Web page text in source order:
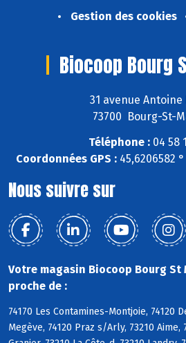
Gestion des cookies
Biocoop Bourg
31 avenue
73700 Bourg-St-
Téléphone : 04 58
Coordonnées GPS :45,6206582 °
Nous suivre sur
Votre magasin Biocoop Bourg St
proche de :
74170 Les Contamines-Montjoie, 74120
Megève, 74120 Praz s/Arly, 73210